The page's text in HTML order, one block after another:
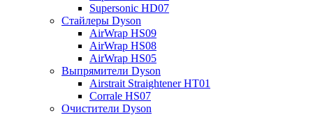
Supersonic HD07
Стайлеры Dyson
AirWrap HS09
AirWrap HS08
AirWrap HS05
Выпрямители Dyson
Airstrait Straightener HT01
Corrale HS07
Очистители Dyson